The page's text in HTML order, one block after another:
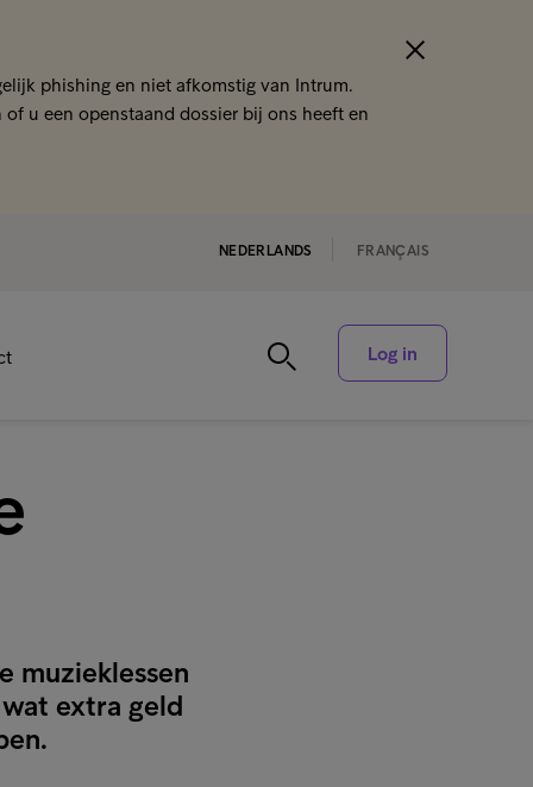
phishing en niet afkomstig van Intrum.
of u een openstaand dossier bij ons heeft en
NEDERLANDS FRANÇAIS
Log in
muzieklessen
extra geld